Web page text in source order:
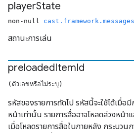
playerState
non-null
สถานะการเล่น
preloadedItemId
(ตัวเลขหรือไม่ระบุ)
รหัสของรายการถัดไป รหัสนี้จะใช้ได้เมื่อ
หน้าเท่านั้น รายการสื่ออาจโหลดล่วงหน้า
เมื่อโหลดรายการสื่อในภายหลัง กระบวน